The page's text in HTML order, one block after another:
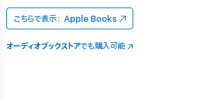
こちらで表示： Apple Books
オーディオブックストアでも購入可能